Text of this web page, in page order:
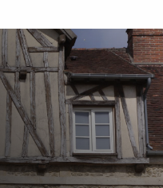
nous fabriquons
sur-mesure, pour la
d’hôtels
et industrie et se veut
à juste titre que la